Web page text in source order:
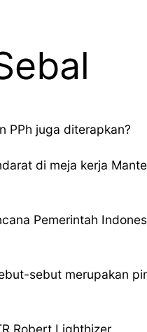
PPh juga diterapkan?
di meja kerja
Pemerintah
sebut merupakan
Robert Lighthizer.